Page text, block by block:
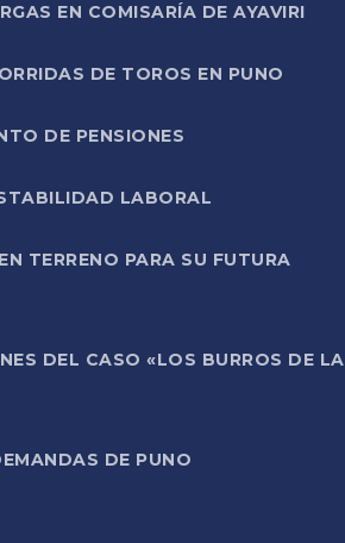
EN COMISARÍA DE AYAVIRI
DE TOROS EN PUNO
DE PENSIONES
LABORAL
TERRENO PARA SU FUTURA
DEL CASO «LOS BURROS DE LA
DE PUNO